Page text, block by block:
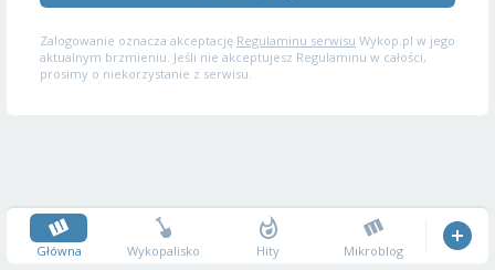
Zalogowanie oznacza akceptację Regulaminu serwisu Wykop.pl w jego
aktualnym brzmieniu. Jeśli nie akceptujesz Regulaminu w całości,
prosimy o niekorzystanie z serwisu.
Główna Wykopalisko Hity Mikroblog